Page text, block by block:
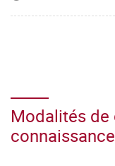
Modalités